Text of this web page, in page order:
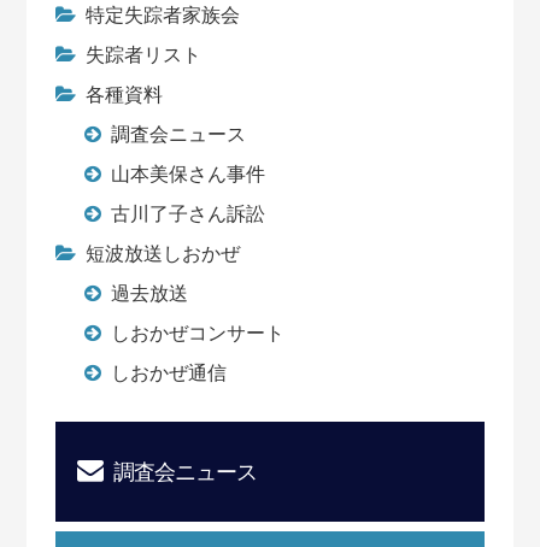
特定失踪者家族会
失踪者リスト
各種資料
調査会ニュース
山本美保さん事件
古川了子さん訴訟
短波放送しおかぜ
過去放送
しおかぜコンサート
しおかぜ通信
調査会ニュース